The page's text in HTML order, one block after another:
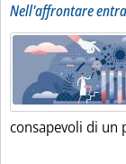
Nell'affrontare
consapevoli di un